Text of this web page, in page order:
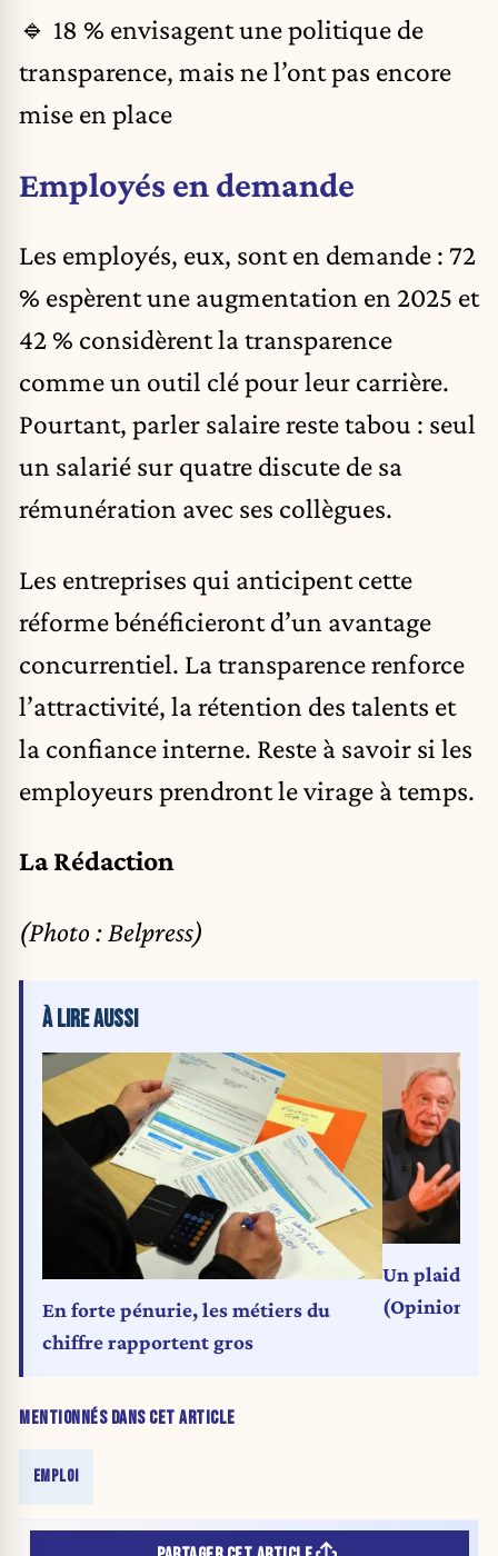
🔹 18 % envisagent une politique de
transparence, mais ne l’ont pas encore
mise en place
Employés en demande
Les employés, eux, sont en demande : 72
% espèrent une augmentation en 2025 et
42 % considèrent la transparence
comme un outil clé pour leur carrière.
Pourtant, parler salaire reste tabou : seul
un salarié sur quatre discute de sa
rémunération avec ses collègues.
Les entreprises qui anticipent cette
réforme bénéficieront d’un avantage
concurrentiel. La transparence renforce
l’attractivité, la rétention des talents et
la confiance interne. Reste à savoir si les
employeurs prendront le virage à temps.
La Rédaction
(Photo : Belpress)
MENTIONNÉS DANS CET ARTICLE
EMPLOI
À LIRE AUSSI
En forte pénurie, les métiers du
chiffre rapportent gros
Un
(Opinion)